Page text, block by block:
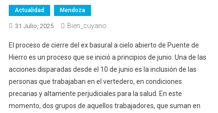
Actualidad Mendoza
31 Julio, 2025 Bien_cuyano
El proceso de cierre del ex basural a cielo abierto de Puente de
Hierro es un proceso que se inició a principios de junio. Una de las
acciones disparadas desde el 10 de junio es la inclusión de las
personas que trabajaban en el vertedero, en condiciones
precarias y altamente perjudiciales para la salud. En este
momento, dos grupos de aquellos trabajadores, que suman en